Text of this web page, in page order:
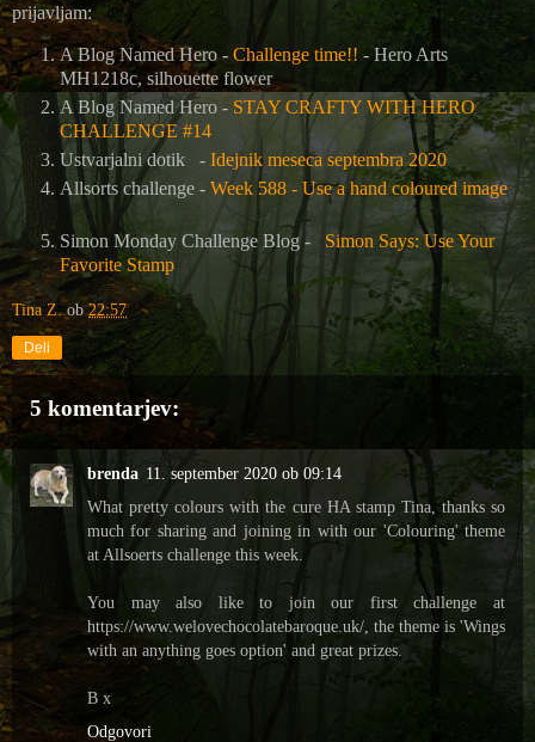
prijavljam:
A Blog Named Hero - Challenge time!! - Hero Arts
MH1218c, silhouette flower
A Blog Named Hero - STAY CRAFTY WITH HERO
CHALLENGE #14
Ustvarjalni dotik - Idejnik meseca septembra 2020
Allsorts challenge - Week 588 - Use a hand coloured image
Simon Monday Challenge Blog - Simon Says: Use Your
Favorite Stamp
Tina Z. ob22:57
Deli
5 komentarjev:
brenda 11. september 2020 ob 09:14
What pretty colours with the cure HA stamp Tina, thanks so
much for sharing and joining in with our 'Colouring' theme
at Allsoerts challenge this week.
You may also like to join our first challenge at
https://www.welovechocolatebaroque.uk/, the theme is 'Wings
with an anything goes option' and great prizes.
B x
Odgovori